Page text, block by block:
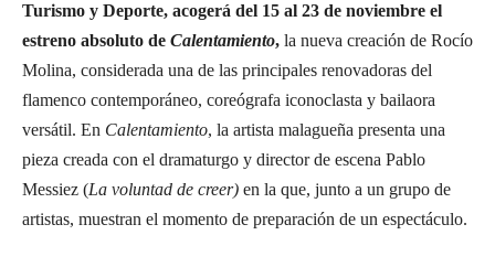
Turismo y Deporte, acogerá del 15 al 23 de noviembre el
estreno absoluto de Calentamiento, la nueva creación de Rocío
Molina, considerada una de las principales renovadoras del
flamenco contemporáneo, coreógrafa iconoclasta y bailaora
versátil. En Calentamiento, la artista malagueña presenta una
pieza creada con el dramaturgo y director de escena Pablo
Messiez (La voluntad de creer) en la que, junto a un grupo de
artistas, muestran el momento de preparación de un espectáculo.